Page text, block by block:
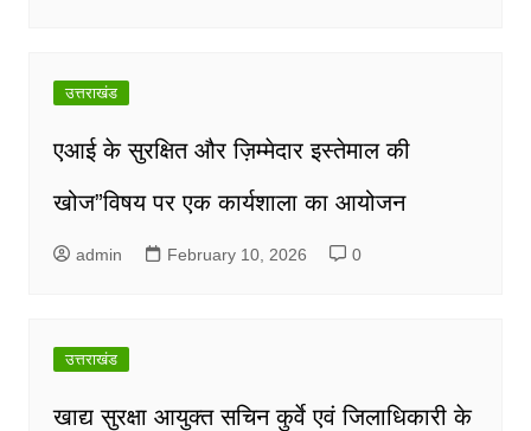
उत्तराखंड
एआई के सुरक्षित और ज़िम्मेदार इस्तेमाल की
खोज”विषय पर एक कार्यशाला का आयोजन
admin February 10, 2026 0
उत्तराखंड
खाद्य सुरक्षा आयुक्त सचिन कुर्वे एवं जिलाधिकारी के